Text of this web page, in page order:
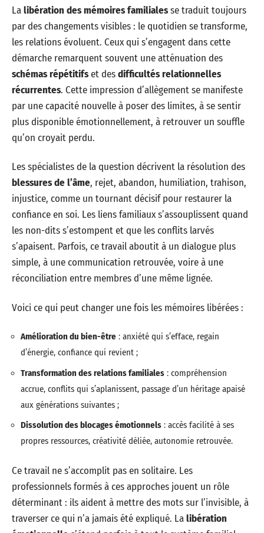
Lalibération des mémoires familialesse traduit toujours
par des changements visibles : le quotidien se transforme,
les relations évoluent. Ceux qui s’engagent dans cette
démarche remarquent souvent une atténuation des
schémas répétitifset desdifficultés relationnelles
récurrentes. Cette impression d’allègement se manifeste
par une capacité nouvelle à poser des limites, à se sentir
plus disponible émotionnellement, à retrouver un souffle
qu’on croyait perdu.
Les spécialistes de la question décrivent la résolution des
blessures de l’âme, rejet, abandon, humiliation, trahison,
injustice, comme un tournant décisif pour restaurer la
confiance en soi. Les liens familiaux s’assouplissent quand
les non-dits s’estompent et que les conflits larvés
s’apaisent. Parfois, ce travail aboutit à un dialogue plus
simple, à une communication retrouvée, voire à une
réconciliation entre membres d’une même lignée.
Voici ce qui peut changer une fois les mémoires libérées :
Amélioration du bien-être : anxiété qui s’efface, regain
d’énergie, confiance qui revient ;
Transformation des relations familiales : compréhension
accrue, conflits qui s’aplanissent, passage d’un héritage apaisé
aux générations suivantes ;
Dissolution des blocages émotionnels : accès facilité à ses
propres ressources, créativité déliée, autonomie retrouvée.
Ce travail ne s’accomplit pas en solitaire. Les
professionnels formés à ces approches jouent un rôle
déterminant : ils aident à mettre des mots sur l’invisible, à
traverser ce qui n’a jamais été expliqué. Lalibération